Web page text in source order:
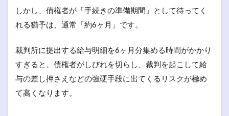
しかし、債権者が「手続きの準備期間」として待ってく
れる猶予は、通常「約6ヶ月」です。
裁判所に提出する給与明細を6ヶ月分集める時間がかかり
すぎると、債権者がしびれを切らし、裁判を起こして給
与の差し押さえなどの強硬手段に出てくるリスクが極め
て高くなります。